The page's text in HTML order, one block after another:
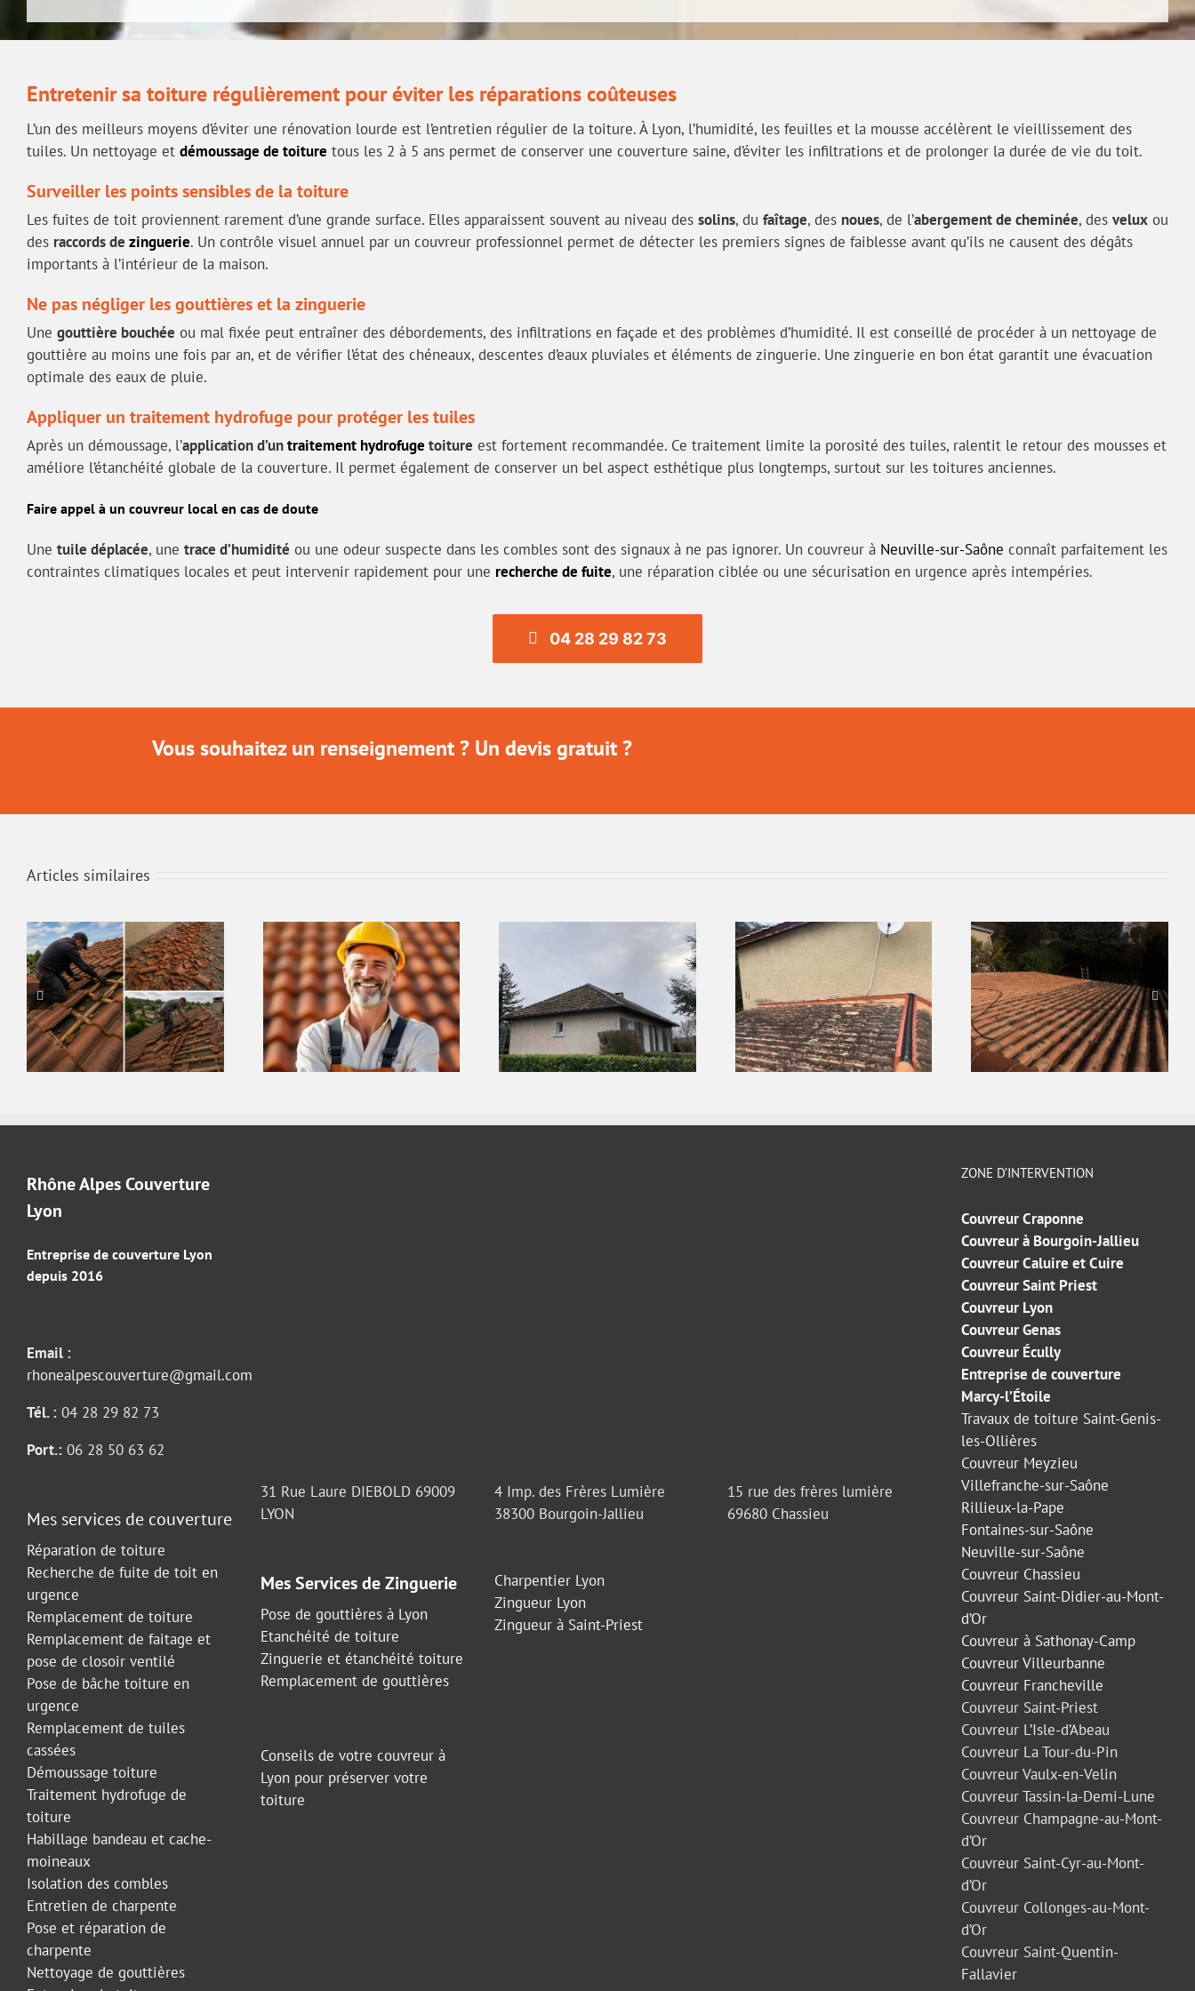
Entretenir sa toiture régulièrement pour éviter les réparations coûteuses
L’un des meilleurs moyens d’éviter une rénovation lourde est l’entretien régulier de la toiture. À Lyon, l’humidité, les feuilles et la mousse accélèrent le vieillissement des
tuiles. Un nettoyage et démoussage de toiture tous les 2 à 5 ans permet de conserver une couverture saine, d’éviter les infiltrations et de prolonger la durée de vie du toit.
Surveiller les points sensibles de la toiture
Les fuites de toit proviennent rarement d’une grande surface. Elles apparaissent souvent au niveau des solins, du faîtage, des noues, de l’abergement de cheminée, des veluxou
des raccords de zinguerie. Un contrôle visuel annuel par un couvreur professionnel permet de détecter les premiers signes de faiblesse avant qu’ils ne causent des dégâts
importants à l’intérieur de la maison.
Ne pas négliger les gouttières et la zinguerie
Une gouttière bouchée ou mal fixée peut entraîner des débordements, des infiltrations en façade et des problèmes d’humidité. Il est conseillé de procéder à un nettoyage de
gouttière au moins une fois par an, et de vérifier l’état des chéneaux, descentes d’eaux pluviales et éléments de zinguerie. Une zinguerie en bon état garantit une évacuation
optimale des eaux de pluie.
Appliquer un traitement hydrofuge pour protéger les tuiles
Après un démoussage, l’application d’untraitement hydrofuge toiture est fortement recommandée. Ce traitement limite la porosité des tuiles, ralentit le retour des mousses et
améliore l’étanchéité globale de la couverture. Il permet également de conserver un bel aspect esthétique plus longtemps, surtout sur les toitures anciennes.
Faire appel à un couvreur local en cas de doute
Une tuile déplacée, une trace d’humidité ou une odeur suspecte dans les combles sont des signaux à ne pas ignorer. Un couvreur à Neuville-sur-Saône connaît parfaitement les
contraintes climatiques locales et peut intervenir rapidement pour une recherche de fuite, une réparation ciblée ou une sécurisation en urgence après intempéries.
04 28 29 82 73
Vous souhaitez un renseignement ? Un devis gratuit ?
Articles similaires
Rhône Alpes Couverture
Lyon
Entreprise de couverture Lyon
depuis 2016
Email :
rhonealpescouverture@gmail.com
Tél. : 04 28 29 82 73
Port.: 06 28 50 63 62
Mes services de couverture
Réparation de toiture
Recherche de fuite de toit en
urgence
Remplacement de toiture
Remplacement de faitage et
pose de closoir ventilé
Pose de bâche toiture en
urgence
Remplacement de tuiles
cassées
Démoussage toiture
Traitement hydrofuge de
toiture
Habillage bandeau et cache-
moineaux
Isolation des combles
Entretien de charpente
Pose et réparation de
charpente
Nettoyage de gouttières
31 Rue Laure DIEBOLD 69009
LYON
Mes Services de Zinguerie
Pose de gouttières à Lyon
Etanchéité de toiture
Zinguerie et étanchéité toiture
Remplacement de gouttières
Conseils de votre couvreur à
Lyon pour préserver votre
toiture
4 Imp. des Frères Lumière
38300 Bourgoin-Jallieu
Charpentier Lyon
Zingueur Lyon
Zingueur à Saint-Priest
15 rue des frères lumière
69680 Chassieu
ZONE D’INTERVENTION
Couvreur Craponne
Couvreur à Bourgoin-Jallieu
Couvreur Caluire et Cuire
Couvreur Saint Priest
Couvreur Lyon
Couvreur Genas
Couvreur Écully
Entreprise de couverture
Marcy-l’Étoile
Travaux de toiture Saint-Genis-
les-Ollières
Couvreur Meyzieu
Villefranche-sur-Saône
Rillieux-la-Pape
Fontaines-sur-Saône
Neuville-sur-Saône
Couvreur Chassieu
Couvreur Saint-Didier-au-Mont-
d’Or
Couvreur à Sathonay-Camp
Couvreur Villeurbanne
Couvreur Francheville
Couvreur Saint-Priest
Couvreur L’Isle-d’Abeau
Couvreur La Tour-du-Pin
Couvreur Vaulx-en-Velin
Couvreur Tassin-la-Demi-Lune
Couvreur Champagne-au-Mont-
d’Or
Couvreur Saint-Cyr-au-Mont-
d’Or
Couvreur Collonges-au-Mont-
d’Or
Couvreur Saint-Quentin-
Fallavier